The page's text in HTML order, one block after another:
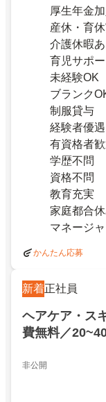
厚生年金加
産休・育
介護休暇あ
育児サポ
未経験OK
ブランク
制服貸与
経験者優遇
有資格者
学歴不問
資格不問
教育充実
家庭都合
マネージ
かんたん応募
新着正社員
ヘアケア・ス
費無料／
非公開